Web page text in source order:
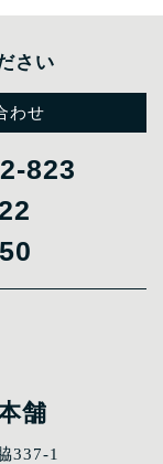
さい
わせ
823
舗
337-1